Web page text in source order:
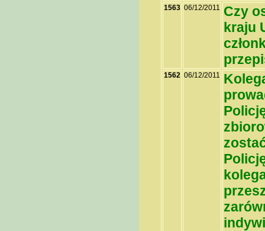
1563 06/12/2011 Czy
kraju
1562 06/12/2011